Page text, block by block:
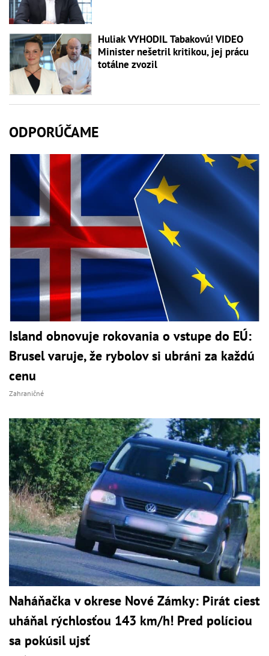
Huliak VYHODIL Tabakovú! VIDEO
Minister nešetril kritikou, jej prácu
totálne zvozil
ODPORÚČAME
Island obnovuje rokovania o vstupe do EÚ:
Brusel varuje, že rybolov si ubráni za každú
cenu
Zahraničné
Naháňačka v okrese Nové Zámky: Pirát ciest
uháňal rýchlosťou 143 km/h! Pred políciou
sa pokúsil ujsť